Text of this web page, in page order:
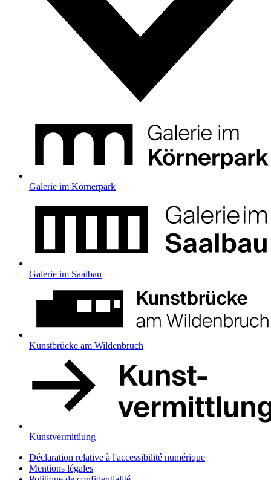
Galerie im Körnerpark
Galerie im Saalbau
Kunstbrücke am Wildenbruch
Kunstvermittlung
Déclaration relative à l'accessibilité numérique
Mentions légales